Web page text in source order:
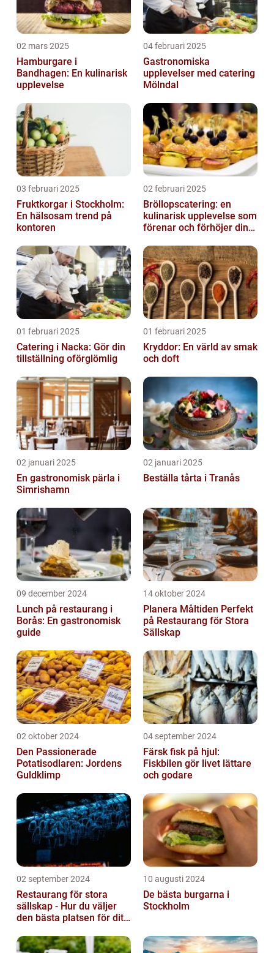
02 mars 2025
Hamburgare i
Bandhagen: En kulinarisk
upplevelse
04 februari 2025
Gastronomiska
upplevelser med catering
Mölndal
03 februari 2025
Fruktkorgar i Stockholm:
En hälsosam trend på
kontoren
02 februari 2025
Bröllopscatering: en
kulinarisk upplevelse som
förenar och förhöjer din
01 februari 2025
Catering i Nacka: Gör din
tillställning oförglömlig
01 februari 2025
Kryddor: En värld av smak
och doft
02 januari 2025
En gastronomisk pärla i
Simrishamn
02 januari 2025
Beställa tårta i Tranås
09 december 2024
Lunch på restaurang i
Borås: En gastronomisk
guide
14 oktober 2024
Planera Måltiden Perfekt
på Restaurang för Stora
Sällskap
02 oktober 2024
Den Passionerade
Potatisodlaren: Jordens
Guldklimp
04 september 2024
Färsk fisk på hjul:
Fiskbilen gör livet lättare
och godare
02 september 2024
Restaurang för stora
sällskap - Hur du väljer
den bästa platsen för ditt
10 augusti 2024
De bästa burgarna i
Stockholm